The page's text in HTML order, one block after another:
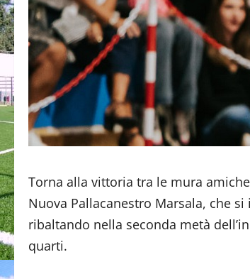
Torna alla vittoria tra le mura
Nuova Pallacanestro Marsala, che
ribaltando nella seconda metà
quarti.